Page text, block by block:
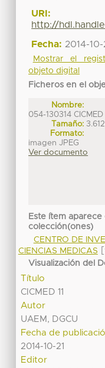
URI:
http://
Fecha: 2014-10-
Mostrar el
objeto digital
Ficheros en el
Nombre:
054-130314 CICMED
Tamaño:
Formato:
imagen JPEG
Ver documento
Este ítem
colección(ones)
CENTRO DE
CIENCIAS MEDICAS
Visualización del
Título
CICMED 11
Autor
UAEM, DGCU
Fecha de
2014-10-21
Editor